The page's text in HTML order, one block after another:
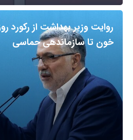
روایت وزیر بهداشت از رکورد
خون تا سازماندهی حماسی